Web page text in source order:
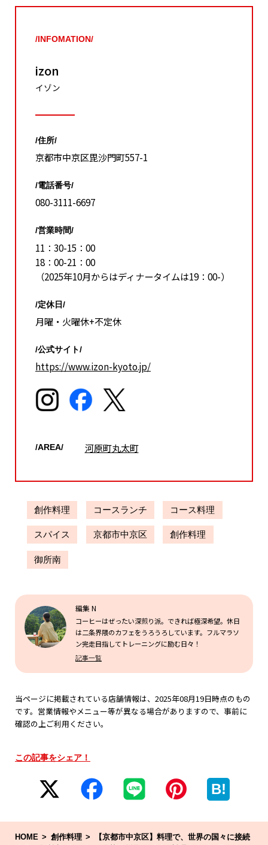
/INFOMATION/
izon
イゾン
/住所/
京都市中京区毘沙門町557-1
/電話番号/
080-3111-6697
/営業時間/
11：30-15：00
18：00-21：00
（2025年10月からはディナータイムは19：00-）
/定休日/
月曜・火曜休+不定休
/公式サイト/
https://www.izon-kyoto.jp/
/AREA/ 河原町丸太町
創作料理 コースランチ コース料理
スパイス 京都市中京区 創作料理
御所南
編集 N
コーヒーはぜったい深煎り派。できれば極深希望。休日
は二条界隈のカフェをうろうろしています。フルマラソ
ン完走目指してトレーニングに励む日々！
記事一覧
当ページに掲載されている店舗情報は、2025年08月19日時点のもの
です。営業情報やメニュー等が異なる場合がありますので、事前に
確認の上ご利用ください。
この記事をシェア！
B!
HOME 創作料理
【京都市中京区】料理で、世界の国々に接続